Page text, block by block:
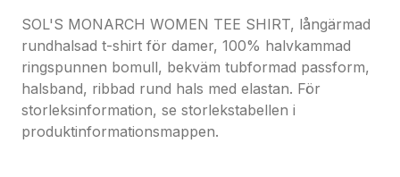
SOL'S MONARCH WOMEN TEE SHIRT, långärmad
rundhalsad t-shirt för damer, 100% halvkammad
ringspunnen bomull, bekväm tubformad passform,
halsband, ribbad rund hals med elastan. För
storleksinformation, se storlekstabellen i
produktinformationsmappen.